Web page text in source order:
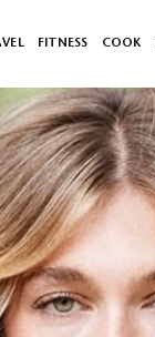
FITNESS COOK